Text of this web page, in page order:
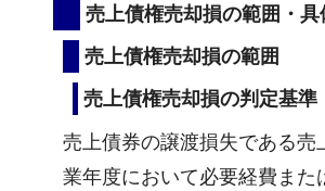
売上債権売却損の範囲・具
売上債権売却損の範囲
売上債権売却損の判定基準
売上債券の譲渡損失である
業年度において必要経費また